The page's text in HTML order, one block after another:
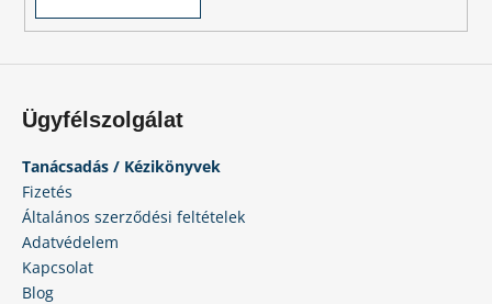
Ügyfélszolgálat
Tanácsadás / Kézikönyvek
Fizetés
Általános szerződési feltételek
Adatvédelem
Kapcsolat
Blog